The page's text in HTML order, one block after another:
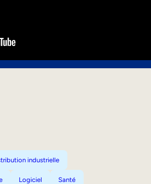
industrielle
Logiciel Santé